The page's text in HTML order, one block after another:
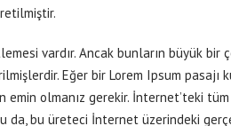
vardır. Ancak bunların büyük
Eğer bir Lorem Ipsum pasajı
emin olmanız gerekir. İnternet’teki
da, bu üreteci İnternet üzerindeki